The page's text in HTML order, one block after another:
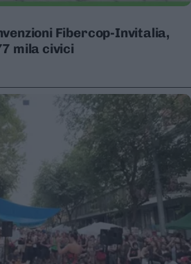
Fibercop-Invitalia,
mila civici